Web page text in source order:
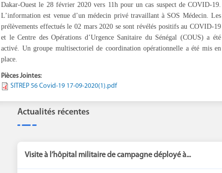
Dakar-Ouest le 28 février 2020 vers 11h pour un cas suspect de COVID-19.
L’information est venue d’un médecin privé travaillant à SOS Médecin. Les
prélèvements effectués le 02 mars 2020 se sont révélés positifs au COVID-19
et le Centre des Opérations d’Urgence Sanitaire du Sénégal (COUS) a été
activé. Un groupe multisectoriel de coordination opérationnelle a été mis en
place.
Pièces Jointes:
SITREP 56 Covid-19 17-09-2020(1).pdf
Actualités récentes
Visite à l’hôpital militaire de campagne déployé à...